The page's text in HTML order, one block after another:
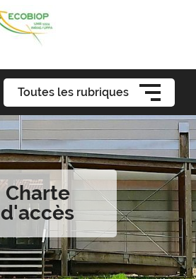
Toutes les rubriques
Charte
d'accès